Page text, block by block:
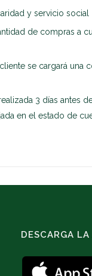
y servicio social
de compras a
se cargará una
3 días antes
en el estado de
DESCARGA LA